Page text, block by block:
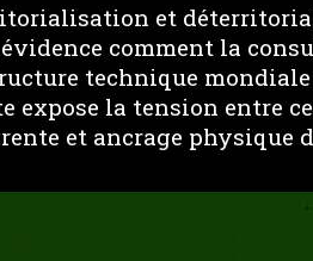
et
comment la
technique
expose la tension entre
et ancrage physique